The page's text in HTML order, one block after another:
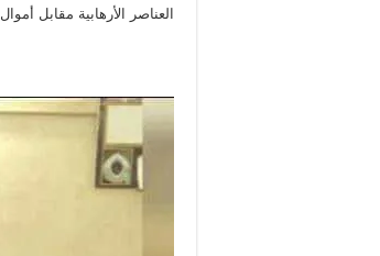
العناصر الأرهابية مقابل أموال